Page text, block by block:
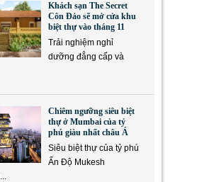
Khách sạn The Secret
Côn Đảo sẽ mở cửa khu
biệt thự vào tháng 11
Trải nghiệm nghỉ
dưỡng đẳng cấp và
Chiêm ngưỡng siêu biệt
thự ở Mumbai của tỷ
phú giàu nhất châu Á
Siêu biệt thự của tỷ phú
Ấn Độ Mukesh